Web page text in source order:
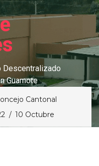
Descentralizado
Guamote
Cantonal
10 Octubre